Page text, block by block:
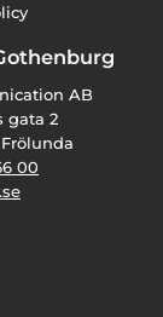
AB
gata 2
Frölunda
00